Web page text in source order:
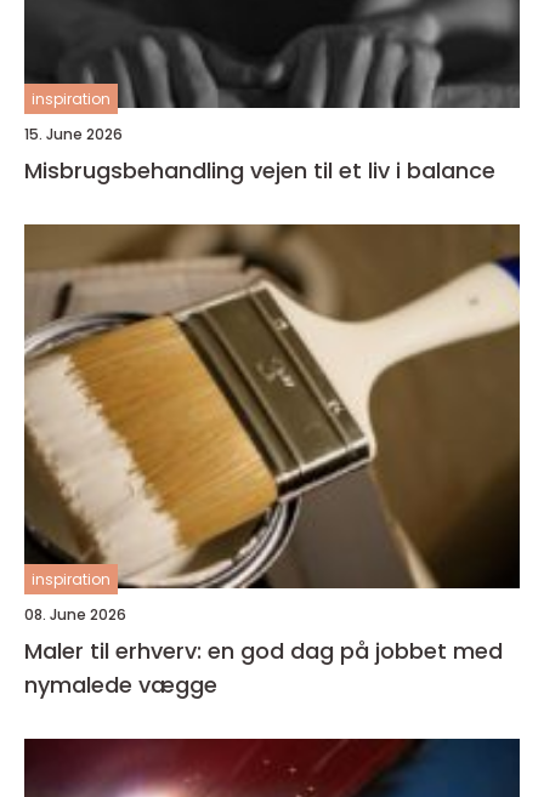
inspiration
15. June 2026
Misbrugsbehandling vejen til et liv i balance
inspiration
08. June 2026
Maler til erhverv: en god dag på jobbet med
nymalede vægge